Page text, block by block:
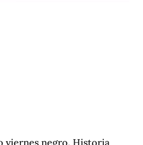
viernes negro. Historia